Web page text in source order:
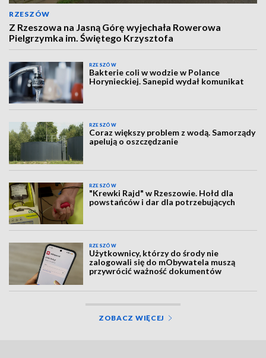
RZESZÓW
Z Rzeszowa na Jasną Górę wyjechała Rowerowa
Pielgrzymka im. Świętego Krzysztofa
RZESZÓW
Bakterie coli w wodzie w Polance
Horynieckiej. Sanepid wydał komunikat
RZESZÓW
Coraz większy problem z wodą. Samorządy
apelują o oszczędzanie
RZESZÓW
"Krewki Rajd" w Rzeszowie. Hołd dla
powstańców i dar dla potrzebujących
RZESZÓW
Użytkownicy, którzy do środy nie
zalogowali się do mObywatela muszą
przywrócić ważność dokumentów
ZOBACZ WIĘCEJ